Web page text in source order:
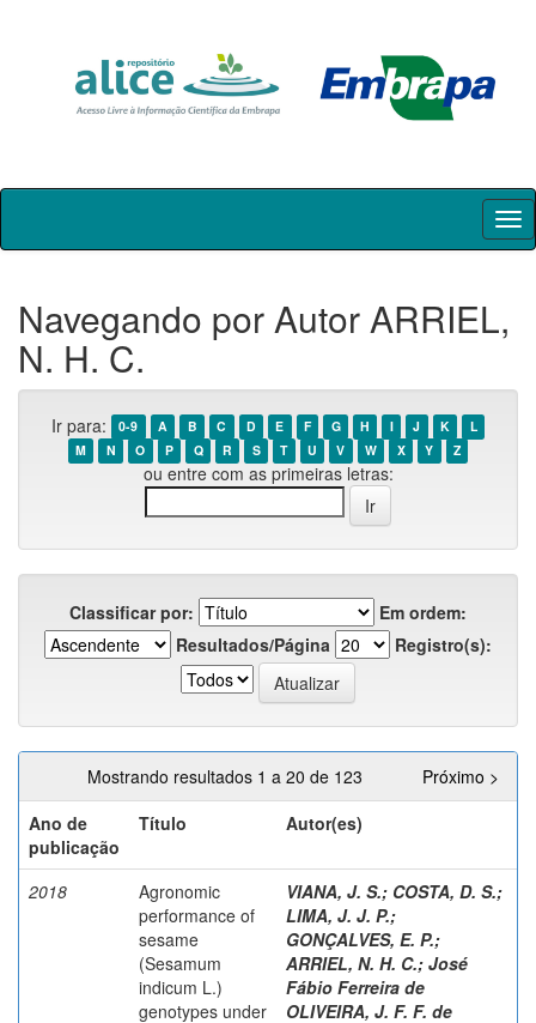
Skip
Navegando por Autor ARRIEL,
N. H. C.
Ir para: 0-9 A B C D E F G H I J K
L
M
N O P Q R S T U V W X Y Z
ou entre com as primeiras letras:
Classificar por:
Em ordem:
Resultados/Página
Registro(s):
Mostrando resultados 1 a 20 de 123
Próximo >
Ano de
publicação
Título Autor(es)
2018
Agronomic
performance of
sesame
(Sesamum
indicum L.)
genotypes under
VIANA, J. S.; COSTA, D. S.;
LIMA, J. J. P.;
GONÇALVES, E. P.;
ARRIEL, N. H. C.; José
Fábio Ferreira de
OLIVEIRA, J. F. F. de